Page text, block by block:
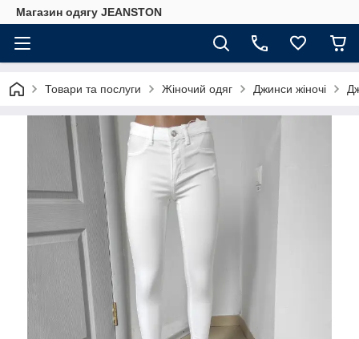
Магазин одягу JEANSTON
Товари та послуги Жіночий одяг Джинси жіночі